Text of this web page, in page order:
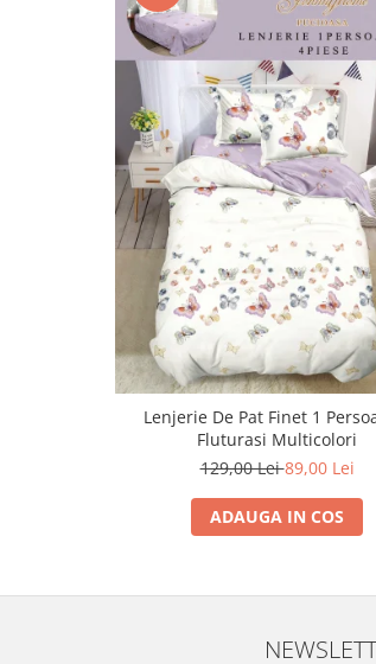
Lenjerie De Pat Finet 1
Fluturasi Multicolori
129,00 Lei89,00 Lei
ADAUGA IN COS